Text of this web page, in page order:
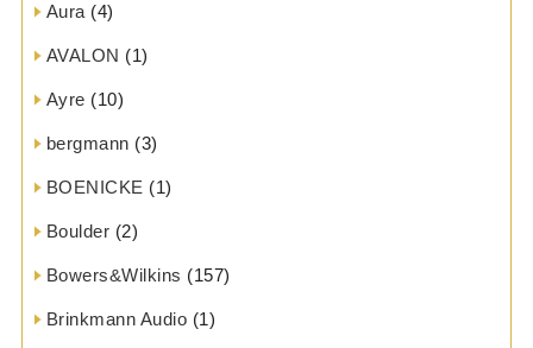
Aura(4)
AVALON (1)
Ayre (10)
bergmann (3)
BOENICKE (1)
Boulder (2)
Bowers&Wilkins (157)
Brinkmann Audio (1)